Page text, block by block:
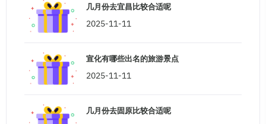
几月份去宜昌比较合适呢
2025-11-11
宣化有哪些出名的旅游景点
2025-11-11
几月份去固原比较合适呢